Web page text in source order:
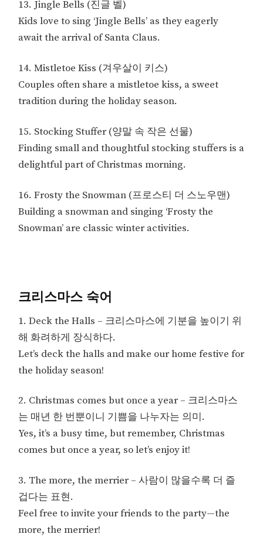
13. Jingle Bells (진글 벨)
Kids love to sing ‘Jingle Bells’ as they eagerly
await the arrival of Santa Claus.
14. Mistletoe Kiss (겨우살이 키스)
Couples often share a mistletoe kiss, a sweet
tradition during the holiday season.
15. Stocking Stuffer (양말 속 작은 선물)
Finding small and thoughtful stocking stuffers is a
delightful part of Christmas morning.
16. Frosty the Snowman (프로스티 더 스노우맨)
Building a snowman and singing ‘Frosty the
Snowman’ are classic winter activities.
크리스마스 숙어
1. Deck the Halls – 크리스마스에 기분을 높이기 위
해 화려하게 장식하다.
Let’s deck the halls and make our home festive for
the holiday season!
2. Christmas comes but once a year – 크리스마스
는 매년 한 번뿐이니 기쁨을 나누자는 의미.
Yes, it’s a busy time, but remember, Christmas
comes but once a year, so let’s enjoy it!
3. The more, the merrier – 사람이 많을수록 더 즐
겁다는 표현.
Feel free to invite your friends to the party—the
more, the merrier!